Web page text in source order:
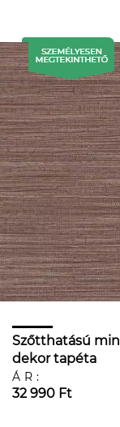
Szőtthatású
dekor tapéta
ÁR:
32 990 Ft